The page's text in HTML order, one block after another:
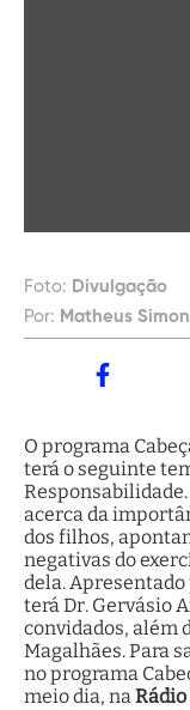
Foto: Divulgação
Por: Matheus
O programa
terá o seguinte
acerca da
dos filhos,
negativas do
dela.
terá Dr. Gervásio
convidados, além
Magalhães. Para
no programa
meio dia, na